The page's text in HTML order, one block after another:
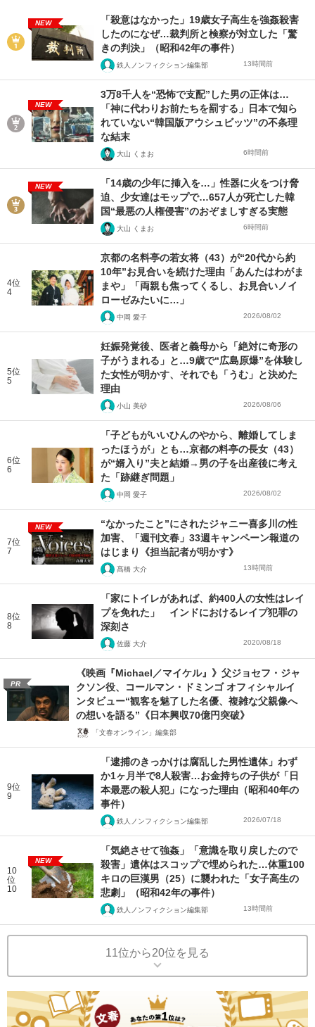
NEW
「殺意はなかった」19歳女子高生を強姦殺害
したのになぜ…裁判所と検察が対立した「驚
きの判決」（昭和42年の事件）
鉄人ノンフィクション編集部 13時間前
NEW
3万8千人を“恐怖で支配”した男の正体は…
「神に代わりお前たちを罰する」日本で知ら
れていない“韓国版アウシュビッツ”の不条理
な結末
大山 くまお 6時間前
NEW
「14歳の少年に挿入を…」性器に火をつけ脅
迫、少女達はモップで…657人が死亡した韓
国“最悪の人権侵害”のおぞましすぎる実態
大山 くまお 6時間前
4位
4
京都の名料亭の若女将（43）が“20代から約
10年”お見合いを続けた理由「あんたはわがま
まや」「両親も焦ってくるし、お見合いノイ
ローゼみたいに…」
中岡 愛子 2026/08/02
5位
5
妊娠発覚後、医者と義母から「絶対に奇形の
子がうまれる」と…9歳で“広島原爆”を体験し
た女性が明かす、それでも「うむ」と決めた
理由
小山 美砂 2026/08/06
6位
6
「子どもがいいひんのやから、離婚してしま
ったほうが」とも…京都の料亭の長女（43）
が“婿入り”夫と結婚→男の子を出産後に考え
た「跡継ぎ問題」
中岡 愛子 2026/08/02
7位
7
NEW
“なかったこと”にされたジャニー喜多川の性
加害、「週刊文春」33週キャンペーン報道の
はじまり《担当記者が明かす》
髙橋 大介 13時間前
8位
8
「家にトイレがあれば、約400人の女性はレイ
プを免れた」 インドにおけるレイプ犯罪の
深刻さ
佐藤 大介 2020/08/18
PR
《映画『Michael／マイケル』》父ジョセフ・ジャ
クソン役、コールマン・ドミンゴ オフィシャルイ
ンタビュー“観客を魅了した名優、複雑な父親像へ
の想いを語る”《日本興収70億円突破》
「文春オンライン」編集部
9位
9
「逮捕のきっかけは腐乱した男性遺体」わず
か1ヶ月半で8人殺害…お金持ちの子供が「日
本最悪の殺人犯」になった理由（昭和40年の
事件）
鉄人ノンフィクション編集部 2026/07/18
10
位
10
NEW
「気絶させて強姦」「意識を取り戻したので
殺害」遺体はスコップで埋められた…体重100
キロの巨漢男（25）に襲われた「女子高生の
悲劇」（昭和42年の事件）
鉄人ノンフィクション編集部 13時間前
11位から20位を見る